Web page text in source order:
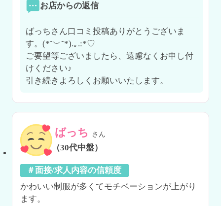
お店からの返信
ばっちさん口コミ投稿ありがとうございま
す。(*˘︶˘*).｡.:*♡
ご要望等ございましたら、遠慮なくお申し付
けください♪
引き続きよろしくお願いいたします。
ばっち さん
（30代中盤）
＃面接/求人内容の信頼度
かわいい制服が多くてモチベーションが上がり
ます。